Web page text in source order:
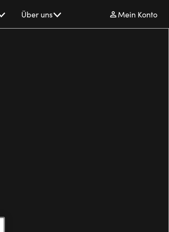
Über uns Mein Konto